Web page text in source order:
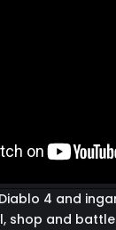
4 and
shop and